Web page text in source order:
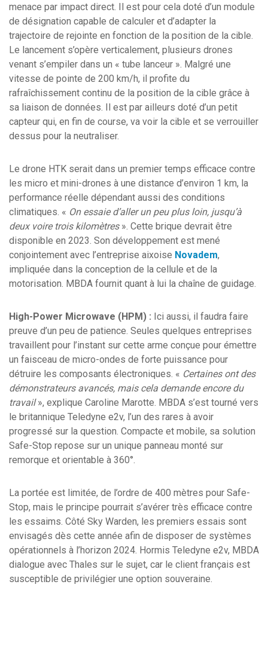
menace par impact direct. Il est pour cela doté d’un module
de désignation capable de calculer et d’adapter la
trajectoire de rejointe en fonction de la position de la cible.
Le lancement s’opère verticalement, plusieurs drones
venant s’empiler dans un « tube lanceur ». Malgré une
vitesse de pointe de 200 km/h, il profite du
rafraîchissement continu de la position de la cible grâce à
sa liaison de données. Il est par ailleurs doté d’un petit
capteur qui, en fin de course, va voir la cible et se verrouiller
dessus pour la neutraliser.
Le drone HTK serait dans un premier temps efficace contre
les micro et mini-drones à une distance d’environ 1 km, la
performance réelle dépendant aussi des conditions
climatiques. « On essaie d’aller un peu plus loin, jusqu’à
deux voire trois kilomètres». Cette brique devrait être
disponible en 2023. Son développement est mené
conjointement avec l’entreprise aixoise Novadem,
impliquée dans la conception de la cellule et de la
motorisation. MBDA fournit quant à lui la chaîne de guidage.
High-Power Microwave (HPM) : Ici aussi, il faudra faire
preuve d’un peu de patience. Seules quelques entreprises
travaillent pour l’instant sur cette arme conçue pour émettre
un faisceau de micro-ondes de forte puissance pour
détruire les composants électroniques. « Certaines ont des
démonstrateurs avancés, mais cela demande encore du
travail», explique Caroline Marotte. MBDA s’est tourné vers
le britannique Teledyne e2v, l’un des rares à avoir
progressé sur la question. Compacte et mobile, sa solution
Safe-Stop repose sur un unique panneau monté sur
remorque et orientable à 360°.
La portée est limitée, de l’ordre de 400 mètres pour Safe-
Stop, mais le principe pourrait s’avérer très efficace contre
les essaims. Côté Sky Warden, les premiers essais sont
envisagés dès cette année afin de disposer de systèmes
opérationnels à l’horizon 2024. Hormis Teledyne e2v, MBDA
dialogue avec Thales sur le sujet, car le client français est
susceptible de privilégier une option souveraine.